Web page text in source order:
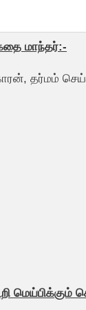
மாந்தர்:-
தர்மம்
மெய்பிக்கும்